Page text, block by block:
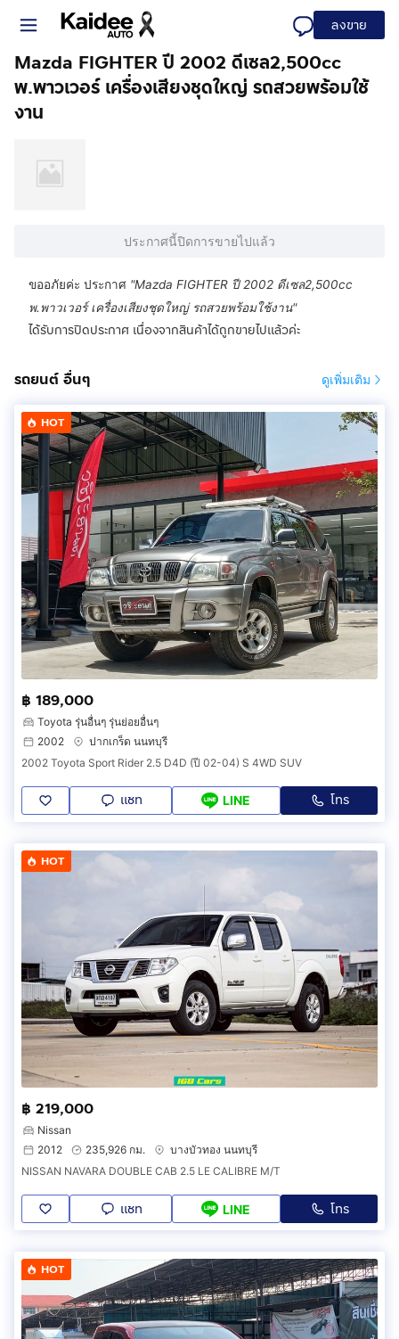
ลงขาย
Mazda FIGHTER ปี 2002 ดีเซล2,500cc
พ.พาวเวอร์ เครื่องเสียงชุดใหญ่ รถสวยพร้อมใช้
งาน
ประกาศนี้ปิดการขายไปแล้ว
ขออภัยค่ะ ประกาศ "Mazda FIGHTER ปี 2002 ดีเซล2,500cc
พ.พาวเวอร์ เครื่องเสียงชุดใหญ่ รถสวยพร้อมใช้งาน"
ได้รับการปิดประกาศ เนื่องจากสินค้าได้ถูกขายไปแล้วค่ะ
รถยนต์ อื่นๆ ดูเพิ่มเติม
HOT
฿ 189,000
Toyota รุ่นอื่นๆ รุ่นย่อยอื่นๆ
2002
ปากเกร็ด นนทบุรี
2002 Toyota Sport Rider 2.5 D4D (ปี 02-04) S 4WD SUV
แชท LINE โทร
HOT
฿ 219,000
Nissan
2012
235,926 กม.
บางบัวทอง นนทบุรี
NISSAN NAVARA DOUBLE CAB 2.5 LE CALIBRE M/T
แชท LINE โทร
HOT